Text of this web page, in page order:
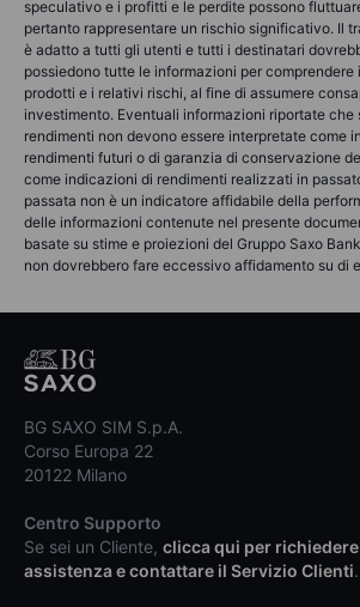
speculativo e i profitti e le perdite possono
pertanto rappresentare un rischio significativo. Il
è adatto a tutti gli utenti e tutti i destinatari
possiedono tutte le informazioni per
prodotti e i relativi rischi, al fine di assumere
investimento. Eventuali informazioni riportate che
rendimenti non devono essere interpretate come
rendimenti futuri o di garanzia di conservazione
come indicazioni di rendimenti realizzati in
passata non è un indicatore affidabile della
delle informazioni contenute nel presente
basate su stime e proiezioni del Gruppo Saxo
non dovrebbero fare eccessivo affidamento su di
BG SAXO SIM S.p.A.
Corso Europa 22
20122 Milano
Centro Supporto
Se sei un Cliente, clicca qui per richiedere
assistenza e contattare il Servizio Clienti.